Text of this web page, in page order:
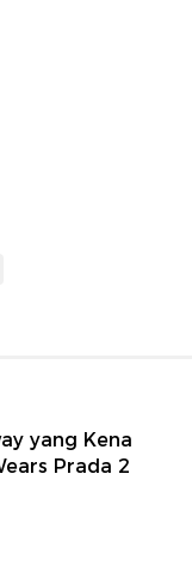
yang Kena
Prada 2